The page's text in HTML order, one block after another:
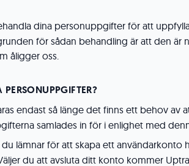
dina personuppgifter för att
för sådan behandling är att den är
åligger oss.
endast så länge det finns ett behov av
samlades in för i enlighet med
lämnar för att skapa ett användarkonto
du att avsluta ditt konto kommer